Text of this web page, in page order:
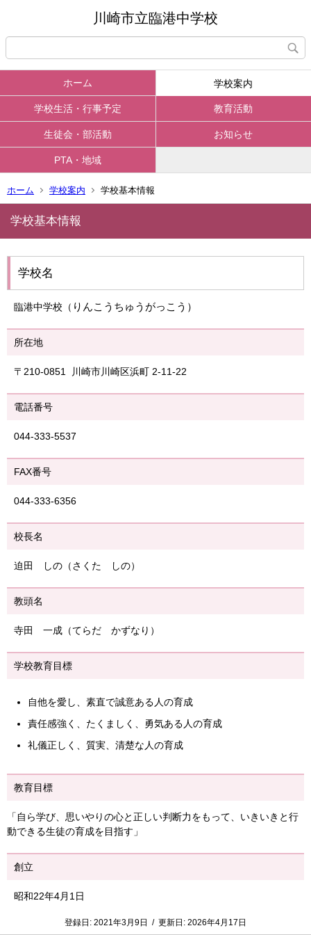
川崎市立臨港中学校
ホーム 学校案内
学校生活・行事予定 教育活動
生徒会・部活動 お知らせ
PTA・地域
ホーム 学校案内 学校基本情報
学校基本情報
学校名
臨港中学校（ りんこうちゅうがっこう）
所在地
〒210-0851 川崎市川崎区浜町 2-11-22
電話番号
044-333-5537
FAX番号
044-333-6356
校長名
迫田 しの（さくた しの）
教頭名
寺田 一成（てらだ かずなり）
学校教育目標
自他を愛し、素直で誠意ある人の育成
責任感強く、たくましく、勇気ある人の育成
礼儀正しく、質実、清楚な人の育成
教育目標
「自ら学び、思いやりの心と正しい判断力をもって、いきいきと行
動できる生徒の育成を目指す」
創立
昭和22年4月1日
登録日: 2021年3月9日 / 更新日: 2026年4月17日